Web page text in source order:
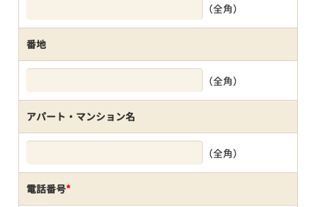
（全角）
番地
（全角）
アパート・マンション名
（全角）
電話番号*